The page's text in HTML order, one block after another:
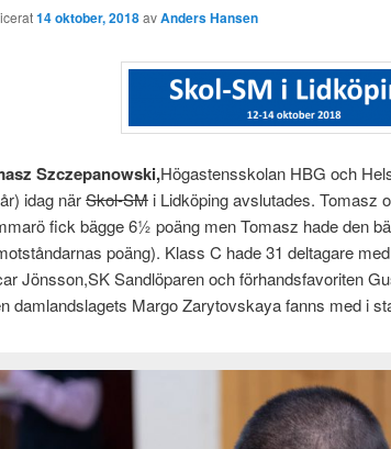
14 oktober, 2018avAnders Hansen
Szczepanowski,Högastensskolan HBG och
idag närSkol-SM i Lidköping avslutades. Tomasz
fick bägge 6½ poäng men Tomasz hade den
poäng). Klass C hade 31 deltagare
Jönsson,SK Sandlöparen och förhandsfavoriten
damlandslagets Margo Zarytovskaya fanns med i